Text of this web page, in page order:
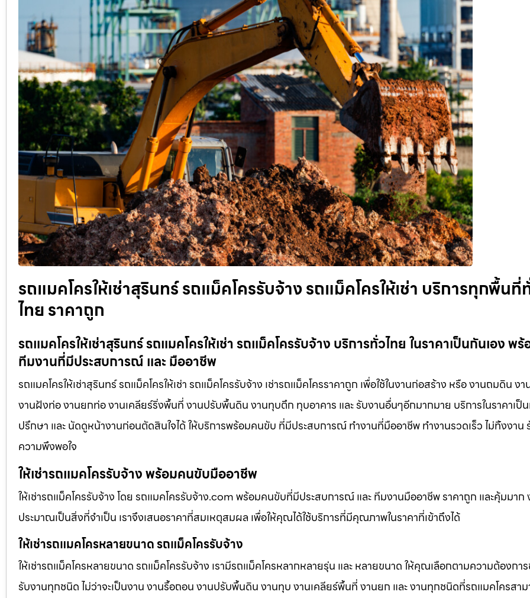
รถแมคโครให้เช่าสุรินทร์ รถแม็คโครรับจ้าง รถแม็คโครให้เช่า บริการทุกพื้นที่
ไทย ราคาถูก
รถแมคโครให้เช่าสุรินทร์ รถแมคโครให้เช่า รถแม็คโครรับจ้าง บริการทั่วไทย ในราคาเป็นกันเอง พ
ทีมงานที่มีประสบการณ์ และ มืออาชีพ
รถแมคโครให้เช่าสุรินทร์ รถแม็คโครให้เช่า รถแม็คโครรับจ้าง เช่ารถแม็คโครราคาถูก เพื่อใช้ในงานก่อสร้าง หรือ งานถมดิน ง
งานฝังท่อ งานยกท่อ งานเคลียร์ริ่งพื้นที่ งานปรับพื้นดิน งานทุบตึก ทุบอาคาร และ รับงานอื่นๆอีกมากมาย บริการในราคาเป็
ปรึกษา และ นัดดูหน้างานก่อนตัดสินใจได้ ให้บริการพร้อมคนขับ ที่มีประสบการณ์ ทำงานที่มืออาชีพ ทำงานรวดเร็ว ไม่ทิ้งงาน
ความพึงพอใจ
ให้เช่ารถแมคโครรับจ้าง พร้อมคนขับมืออาชีพ
ให้เช่ารถแม็คโครรับจ้าง โดย รถแมคโครรับจ้าง.com พร้อมคนขับที่มีประสบการณ์ และ ทีมงานมืออาชีพ ราคาถูก และคุ้มมาก
ประมาณเป็นสิ่งที่จำเป็น เราจึงเสนอราคาที่สมเหตุสมผล เพื่อให้คุณได้ใช้บริการที่มีคุณภาพในราคาที่เข้าถึงได้
ให้เช่ารถแมคโครหลายขนาด รถแม็คโครรับจ้าง
ให้เช่ารถแม็คโครหลายขนาด รถแม็คโครรับจ้าง เรามีรถแม็คโครหลากหลายรุ่น และ หลายขนาด ให้คุณเลือกตามความต้องกา
รับงานทุกชนิด ไม่ว่าจะเป็นงาน งานรื้อถอน งานปรับพื้นดิน งานทุบ งานเคลียร์พื้นที่ งานยก และ งานทุกชนิดที่รถแมคโครสาม